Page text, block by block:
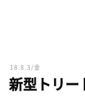
18.8.3/金
新型トリー